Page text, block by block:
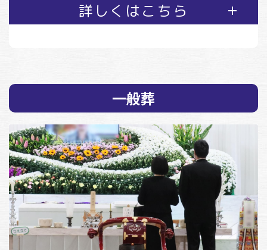
詳しくはこちら
一般葬